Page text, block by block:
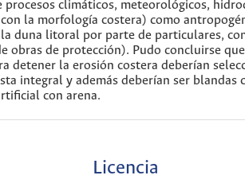
procesos climáticos, meteorológicos,
la morfología costera) como
duna litoral por parte de particulares,
obras de protección). Pudo concluirse
detener la erosión costera deberían
integral y además deberían ser blandas
con arena.
Licencia